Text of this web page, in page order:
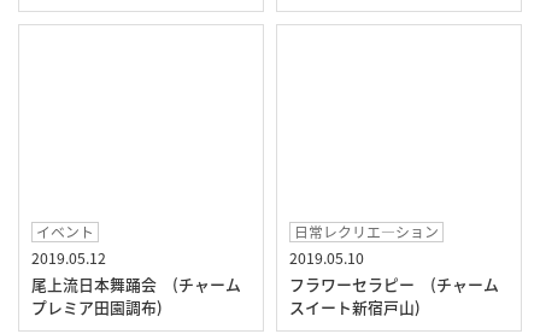
イベント
2019.05.12
尾上流日本舞踊会 (チャーム
プレミア田園調布)
日常レクリエ―ション
2019.05.10
フラワーセラピー (チャーム
スイート新宿戸山)